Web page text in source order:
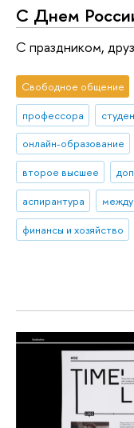
С Днем
С праздником,
Свободное общение
профессора
онлайн-образование
второе высшее
аспирантура
финансы и хозяйство